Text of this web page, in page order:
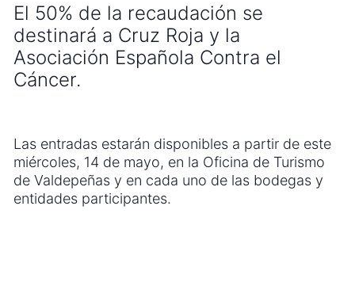
El 50% de la recaudación se
destinará a Cruz Roja y la
Asociación Española Contra el
Cáncer.
Las entradas estarán disponibles a partir de este
miércoles, 14 de mayo, en la Oficina de Turismo
de Valdepeñas y en cada uno de las bodegas y
entidades participantes.